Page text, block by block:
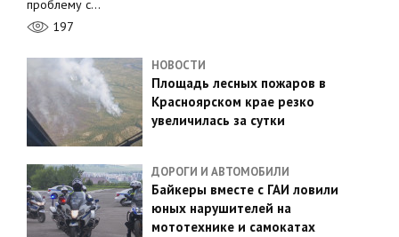
проблему с…
197
НОВОСТИ
Площадь лесных пожаров в
Красноярском крае резко
увеличилась за сутки
ДОРОГИ И АВТОМОБИЛИ
Байкеры вместе с ГАИ ловили
юных нарушителей на
мототехнике и самокатах